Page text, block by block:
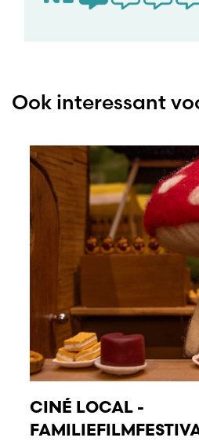
Ook interessant
CINÉ LOCAL -